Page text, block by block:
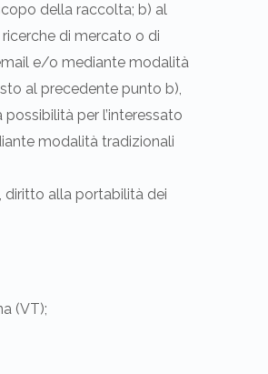
della raccolta; b) al
di mercato o di
e/o mediante modalità
al precedente punto b),
per l’interessato
modalità tradizionali
diritto alla portabilità dei
(VT);